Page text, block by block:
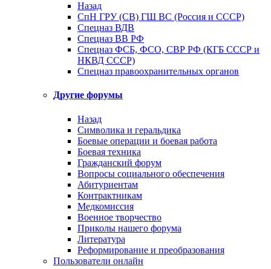
Назад
СпН ГРУ (СВ) ГШ ВС (Россия и СССР)
Спецназ ВДВ
Спецназ ВВ РФ
Спецназ ФСБ, ФСО, СВР РФ (КГБ СССР и
НКВД СССР)
Спецназ правоохранительных органов
Другие форумы
Назад
Символика и геральдика
Боевые операции и боевая работа
Боевая техника
Гражданский форум
Вопросы социального обеспечения
Абитуриентам
Контрактникам
Медкомиссия
Военное творчество
Приколы нашего форума
Литература
Реформирование и преобразования
Пользователи онлайн